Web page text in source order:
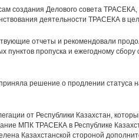
создания Делового совета
деятельности ТРАСЕКА в
отчеты и рекомендовали
пунктов пропуска и ежегодному сбору
решение о продлении статуса
от Республики Казахстан,
МПК ТРАСЕКА в Республике
Казахстанской стороной